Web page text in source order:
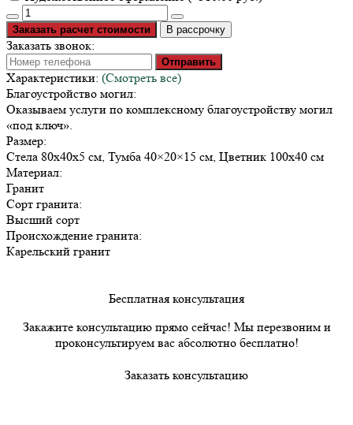
Заказать расчет стоимости В рассрочку
Заказать звонок:
Отправить
Характеристики: (Смотреть все)
Благоустройство могил:
Оказываем услуги по комплексному благоустройству могил
«под ключ».
Размер:
Стела 80х40х5 см, Тумба 40×20×15 см, Цветник 100х40 см
Материал:
Гранит
Сорт гранита:
Высший сорт
Происхождение гранита:
Карельский гранит
Бесплатная консультация
Закажите консультацию прямо сейчас! Мы перезвоним и
проконсультируем вас абсолютно бесплатно!
Заказать консультацию